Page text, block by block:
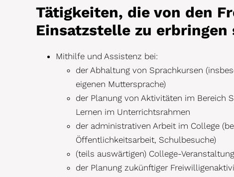
Tätigkeiten, die von den
Einsatzstelle zu erbringen
Mithilfe und Assistenz bei:
der Abhaltung von Sprachkursen
eigenen Muttersprache)
der Planung von Aktivitäten im Bereich
Lernen im Unterrichtsrahmen
der administrativen Arbeit im College
Öffentlichkeitsarbeit, Schulbesuche)
(teils auswärtigen) College-
der Planung zukünftiger